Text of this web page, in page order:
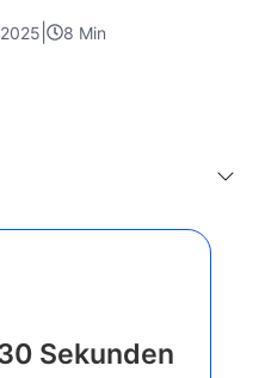
8 Min
Sekunden